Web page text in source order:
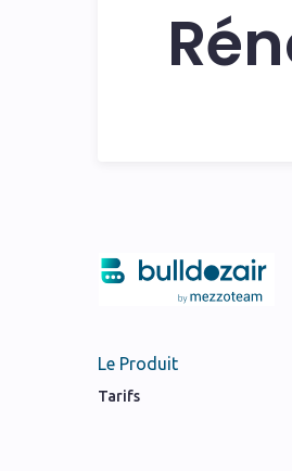
Le Produit
Tarifs